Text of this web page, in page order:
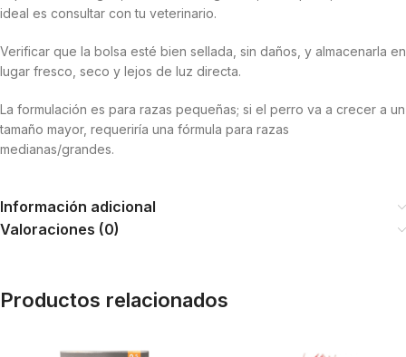
ideal es consultar con tu veterinario.
Verificar que la bolsa esté bien sellada, sin daños, y almacenarla en
lugar fresco, seco y lejos de luz directa.
La formulación es para razas pequeñas; si el perro va a crecer a un
tamaño mayor, requeriría una fórmula para razas
medianas/grandes.
Información adicional
Valoraciones (0)
Productos relacionados